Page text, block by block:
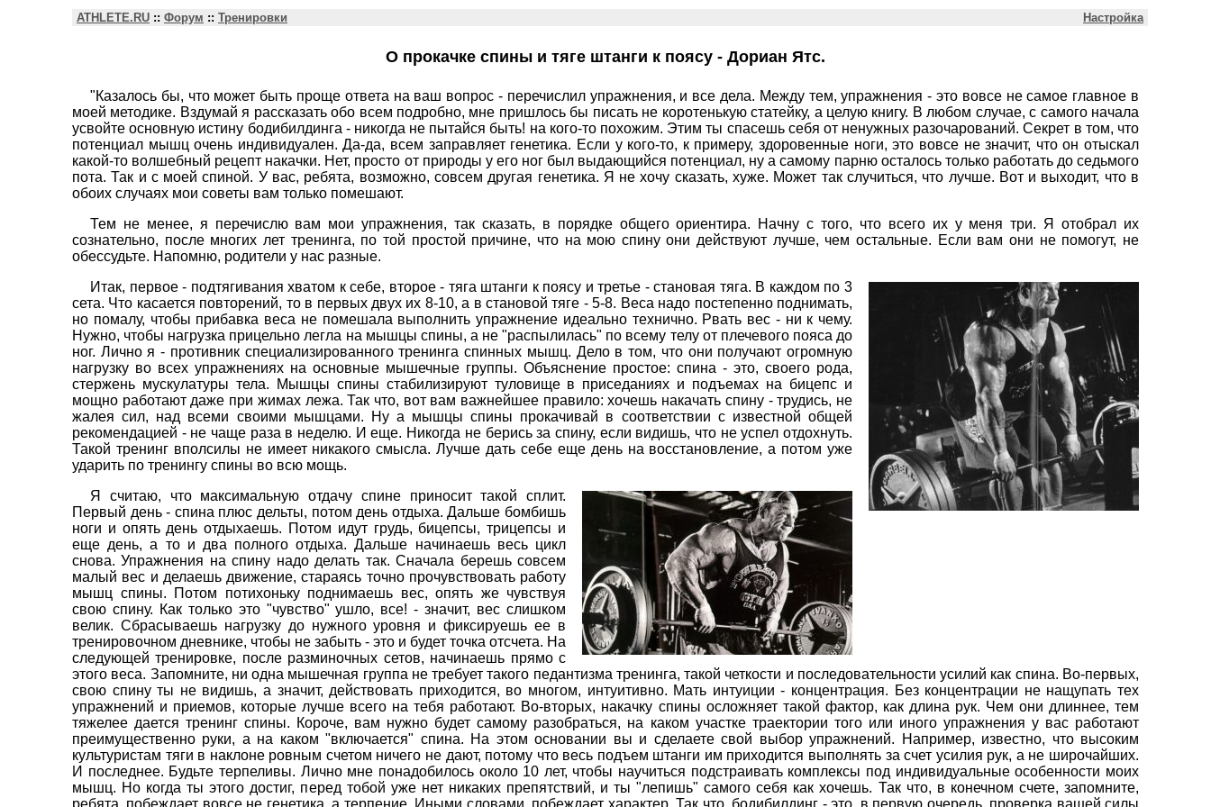
ATHLETE.RU :: Форум :: Тренировки Настройка
О прокачке спины и тяге штанги к поясу - Дориан Ятс.
"Казалось бы, что может быть проще ответа на ваш вопрос - перечислил упражнения, и все дела. Между тем, упражнения - это вовсе не самое главное в
моей методике. Вздумай я рассказать обо всем подробно, мне пришлось бы писать не коротенькую статейку, а целую книгу. В любом случае, с самого начала
усвойте основную истину бодибилдинга - никогда не пытайся быть! на кого-то похожим. Этим ты спасешь себя от ненужных разочарований. Секрет в том, что
потенциал мышц очень индивидуален. Да-да, всем заправляет генетика. Если у кого-то, к примеру, здоровенные ноги, это вовсе не значит, что он отыскал
какой-то волшебный рецепт накачки. Нет, просто от природы у его ног был выдающийся потенциал, ну а самому парню осталось только работать до седьмого
пота. Так и с моей спиной. У вас, ребята, возможно, совсем другая генетика. Я не хочу сказать, хуже. Может так случиться, что лучше. Вот и выходит, что в
обоих случаях мои советы вам только помешают.
Тем не менее, я перечислю вам мои упражнения, так сказать, в порядке общего ориентира. Начну с того, что всего их у меня три. Я отобрал их
сознательно, после многих лет тренинга, по той простой причине, что на мою спину они действуют лучше, чем остальные. Если вам они не помогут, не
обессудьте. Напомню, родители у нас разные.
Итак, первое - подтягивания хватом к себе, второе - тяга штанги к поясу и третье - становая тяга. В каждом по 3
сета. Что касается повторений, то в первых двух их 8-10, а в становой тяге - 5-8. Веса надо постепенно поднимать,
но помалу, чтобы прибавка веса не помешала выполнить упражнение идеально технично. Рвать вес - ни к чему.
Нужно, чтобы нагрузка прицельно легла на мышцы спины, а не "распылилась" по всему телу от плечевого пояса до
ног. Лично я - противник специализированного тренинга спинных мышц. Дело в том, что они получают огромную
нагрузку во всех упражнениях на основные мышечные группы. Объяснение простое: спина - это, своего рода,
стержень мускулатуры тела. Мышцы спины стабилизируют туловище в приседаниях и подъемах на бицепс и
мощно работают даже при жимах лежа. Так что, вот вам важнейшее правило: хочешь накачать спину - трудись, не
жалея сил, над всеми своими мышцами. Ну а мышцы спины прокачивай в соответствии с известной общей
рекомендацией - не чаще раза в неделю. И еще. Никогда не берись за спину, если видишь, что не успел отдохнуть.
Такой тренинг вполсилы не имеет никакого смысла. Лучше дать себе еще день на восстановление, а потом уже
ударить по тренингу спины во всю мощь.
Я считаю, что максимальную отдачу спине приносит такой сплит.
Первый день - спина плюс дельты, потом день отдыха. Дальше бомбишь
ноги и опять день отдыхаешь. Потом идут грудь, бицепсы, трицепсы и
еще день, а то и два полного отдыха. Дальше начинаешь весь цикл
снова. Упражнения на спину надо делать так. Сначала берешь совсем
малый вес и делаешь движение, стараясь точно прочувствовать работу
мышц спины. Потом потихоньку поднимаешь вес, опять же чувствуя
свою спину. Как только это "чувство" ушло, все! - значит, вес слишком
велик. Сбрасываешь нагрузку до нужного уровня и фиксируешь ее в
тренировочном дневнике, чтобы не забыть - это и будет точка отсчета. На
следующей тренировке, после разминочных сетов, начинаешь прямо с
этого веса. Запомните, ни одна мышечная группа не требует такого педантизма тренинга, такой четкости и последовательности усилий как спина. Во-первых,
свою спину ты не видишь, а значит, действовать приходится, во многом, интуитивно. Мать интуиции - концентрация. Без концентрации не нащупать тех
упражнений и приемов, которые лучше всего на тебя работают. Во-вторых, накачку спины осложняет такой фактор, как длина рук. Чем они длиннее, тем
тяжелее дается тренинг спины. Короче, вам нужно будет самому разобраться, на каком участке траектории того или иного упражнения у вас работают
преимущественно руки, а на каком "включается" спина. На этом основании вы и сделаете свой выбор упражнений. Например, известно, что высоким
культуристам тяги в наклоне ровным счетом ничего не дают, потому что весь подъем штанги им приходится выполнять за счет усилия рук, а не широчайших.
И последнее. Будьте терпеливы. Лично мне понадобилось около 10 лет, чтобы научиться подстраивать комплексы под индивидуальные особенности моих
мышц. Но когда ты этого достиг, перед тобой уже нет никаких препятствий, и ты "лепишь" самого себя как хочешь. Так что, в конечном счете, запомните,
ребята, побеждает вовсе не генетика, а терпение. Иными словами, побеждает характеp. Так что, бодибилдинг - это, в первую очередь, проверка вашей силы